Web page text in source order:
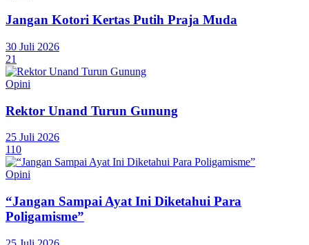
Jangan Kotori Kertas Putih Praja Muda
30 Juli 2026
21
Opini
Rektor Unand Turun Gunung
25 Juli 2026
110
Opini
“Jangan Sampai Ayat Ini Diketahui Para
Poligamisme”